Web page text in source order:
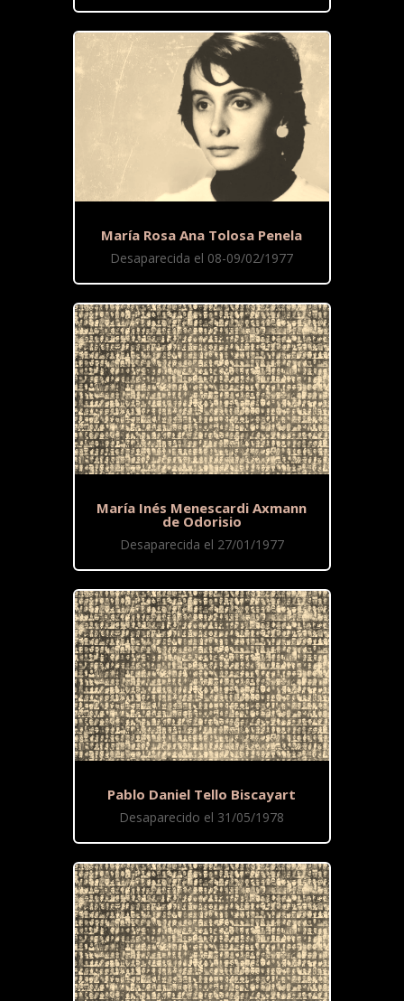
María Rosa Ana Tolosa Penela
Desaparecida el 08-09/02/1977
María Inés Menescardi Axmann
de Odorisio
Desaparecida el 27/01/1977
Pablo Daniel Tello Biscayart
Desaparecido el 31/05/1978